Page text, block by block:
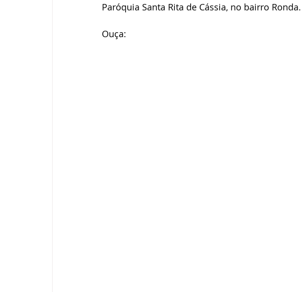
Paróquia Santa Rita de Cássia, no bairro Ronda.
Ouça: